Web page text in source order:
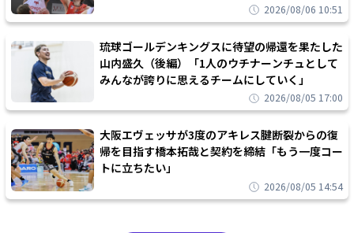
2026/08/06 10:51
琉球ゴールデンキングスに待望の帰還を果たした
山内盛久（後編）「1人のウチナーンチュとして
みんなが誇りに思えるチームにしていく」
2026/08/05 17:00
大阪エヴェッサが3度のアキレス腱断裂からの復
帰を目指す橋本拓哉と契約を締結「もう一度コー
トに立ちたい」
2026/08/05 14:54